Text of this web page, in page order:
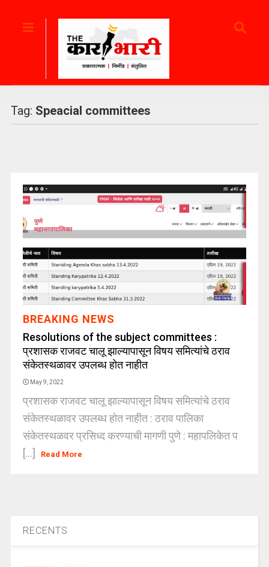
Tag: Speacial committees
BREAKING NEWS
Resolutions of the subject committees :
प्रशासक राजवट चालू झाल्यापासून विषय समित्यांचे ठराव
संकेतस्थळावर उपलब्ध होत नाहीत
May 9, 2022
प्रशासक राजवट चालू झाल्यापासून विषय समित्यांचे ठराव
संकेतस्थळावर उपलब्ध होत नाहीत : ठराव पालिका
संकेतस्थळवर प्रसिध्द करण्याची मागणी पुणे : महापलिकेत प
[...]
Read More
RECENTS